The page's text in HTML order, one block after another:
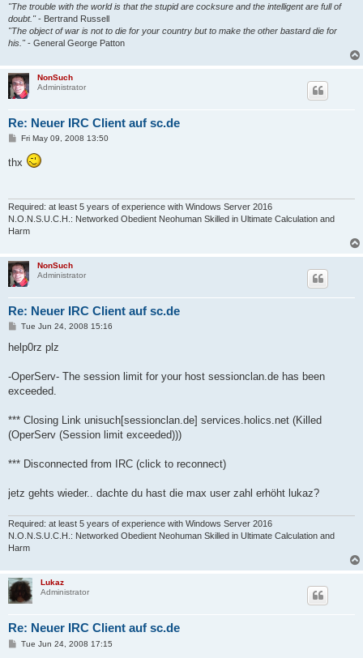
"The trouble with the world is that the stupid are cocksure and the intelligent are full of
doubt."- Bertrand Russell
"The object of war is not to die for your country but to make the other bastard die for
his."- General George Patton
NonSuch
Administrator
Re: Neuer IRC Client auf sc.de
P
t
Fri May 09, 2008 13:50
thx
Required: at least 5 years of experience with Windows Server 2016
N.O.N.S.U.C.H.: Networked Obedient Neohuman Skilled in Ultimate Calculation and
Harm
NonSuch
Administrator
Re: Neuer IRC Client auf sc.de
P
s
Tue Jun 24, 2008 15:16
help0rz plz
-OperServ- The session limit for your host sessionclan.de has been
exceeded.
*** Closing Link unisuch[sessionclan.de] services.holics.net (Killed
(OperServ (Session limit exceeded)))
*** Disconnected from IRC (click to reconnect)
jetz gehts wieder.. dachte du hast die max user zahl erhöht lukaz?
Required: at least 5 years of experience with Windows Server 2016
N.O.N.S.U.C.H.: Networked Obedient Neohuman Skilled in Ultimate Calculation and
Harm
Lukaz
Administrator
Re: Neuer IRC Client auf sc.de
PTue Jun 24, 2008 17:15